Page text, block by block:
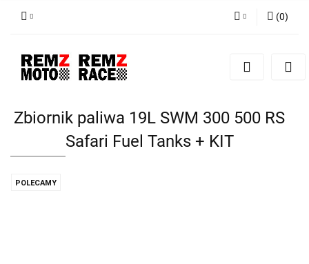
Zarejestruj się
(0)
Zbiornik paliwa 19L SWM 300 500 RS
Safari Fuel Tanks + KIT
POLECAMY